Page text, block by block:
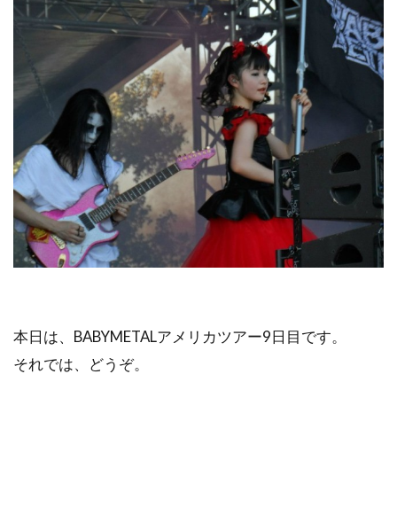
本日は、BABYMETALアメリカツアー9日目です。
それでは、どうぞ。